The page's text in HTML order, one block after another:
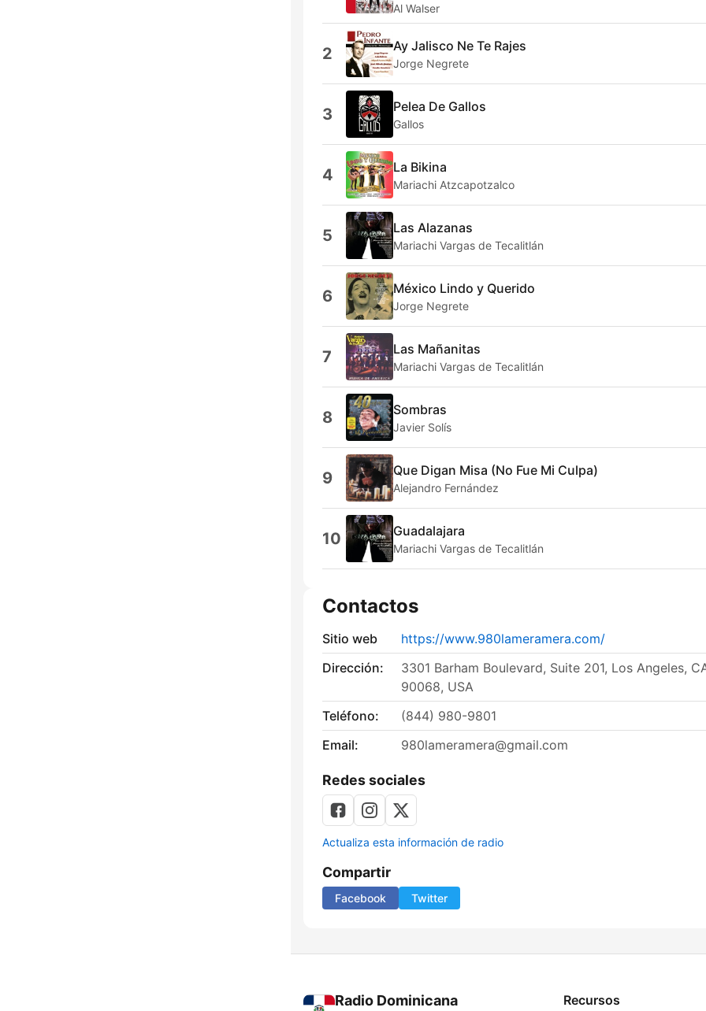
Al Walser
2 Ay Jalisco Ne Te Rajes
Jorge Negrete
3 Pelea De Gallos
Gallos
4 La Bikina
Mariachi Atzcapotzalco
5 Las Alazanas
Mariachi Vargas de Tecalitlán
6 México Lindo y Querido
Jorge Negrete
7 Las Mañanitas
Mariachi Vargas de Tecalitlán
8 Sombras
Javier Solís
9 Que Digan Misa (No Fue Mi Culpa)
Alejandro Fernández
10 Guadalajara
Mariachi Vargas de Tecalitlán
Contactos
Sitio web
https://www.980lameramera.com/
Dirección:
3301 Barham Boulevard, Suite 201, Los Angeles,
90068, USA
Teléfono:
(844) 980-9801
Email:
980lameramera@gmail.com
Redes sociales
Actualiza esta información de radio
Compartir
Facebook Twitter
Radio Dominicana Recursos